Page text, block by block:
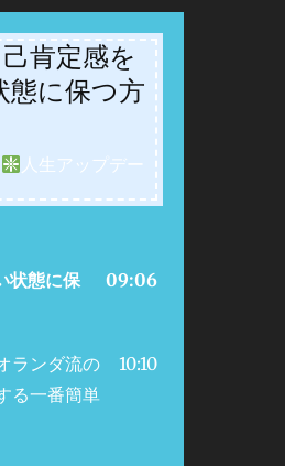
肯定感を
態に保つ方
人生アップデー
状態に保
09:06
ランダ流の
る一番簡単
10:10